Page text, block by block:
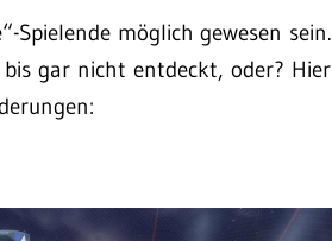
Spielende möglich gewesen sein.
gar nicht entdeckt, oder? Hier